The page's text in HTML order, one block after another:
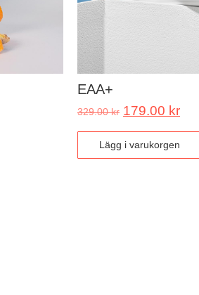
EAA+
329.00kr 179.00 kr
Lägg i varukorgen